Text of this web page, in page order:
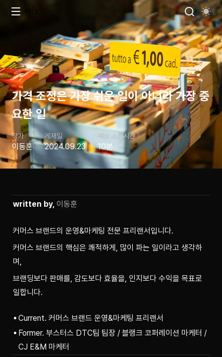
가격 조정은 가장 쉬운 일이 아니라 가장 중
요한 일
작가
이동훈
게재일
2024.09.23
예상 소요시간
10분
written by, 이동훈
커머스 브랜드의 운영&마케팅 전문 프리랜서입니다.
커머스 브랜드의 핵심은 쾌적하게, 많이 파는 일이라고 생각하
며,
브랜딩보다 판매를, 감도보다 효율을, 인지보다 수익을 목표로
일합니다.
Current. 커머스 브랜드 운영&마케팅 프리랜서
Former. 부스터스 DTC팀 팀장 / 블랭크 코퍼레이션 마케터 /
CJ E&M 마케터